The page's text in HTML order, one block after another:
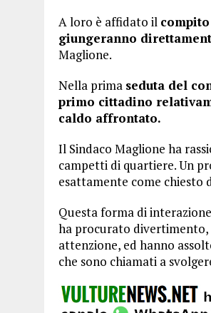
A loro è affidato il
giungeranno
Maglione.
Nella prima seduta del
primo cittadino
caldo affrontato.
Il Sindaco Maglione ha
campetti di quartiere. Un
esattamente come chiesto
Questa forma di
ha procurato divertimento,
attenzione, ed hanno
che sono chiamati a